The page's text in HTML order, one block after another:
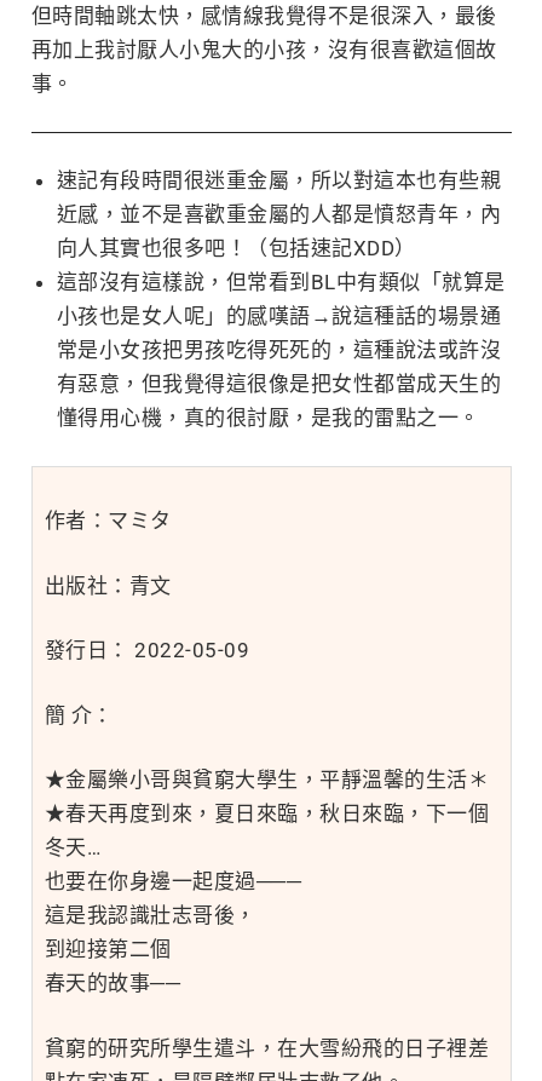
但時間軸跳太快，感情線我覺得不是很深入，最後
再加上我討厭人小鬼大的小孩，沒有很喜歡這個故
事。
速記有段時間很迷重金屬，所以對這本也有些親
近感，並不是喜歡重金屬的人都是憤怒青年，內
向人其實也很多吧！（包括速記XDD）
這部沒有這樣說，但常看到BL中有類似「就算是
小孩也是女人呢」的感嘆語→說這種話的場景通
常是小女孩把男孩吃得死死的，這種說法或許沒
有惡意，但我覺得這很像是把女性都當成天生的
懂得用心機，真的很討厭，是我的雷點之一。
作者：マミタ
出版社：青文
發行日： 2022-05-09
簡 介：
★金屬樂小哥與貧窮大學生，平靜溫馨的生活＊
★春天再度到來，夏日來臨，秋日來臨，下一個
冬天…
也要在你身邊一起度過───
這是我認識壯志哥後，
到迎接第二個
春天的故事──
貧窮的研究所學生遣斗，在大雪紛飛的日子裡差